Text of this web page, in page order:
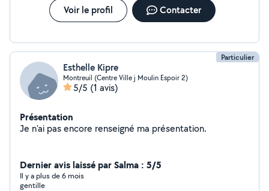
Voir le profil Contacter
Particulier
Esthelle Kipre
Montreuil (Centre Ville j Moulin Espoir 2)
5/5 (1 avis)
Présentation
Je n'ai pas encore renseigné ma présentation.
Dernier avis laissé par Salma : 5/5
Il y a plus de 6 mois
gentille